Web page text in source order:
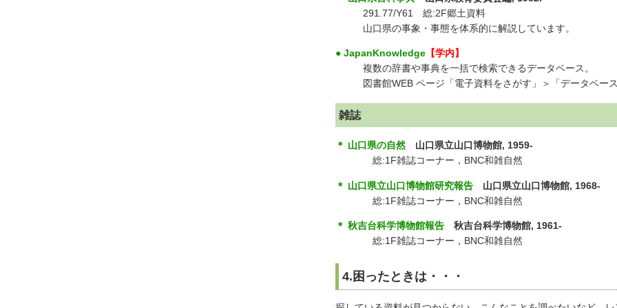
291.77/Y61 総:2F郷土資料
山口県の事象・事態を体系的に解説しています。
● JapanKnowledge 【学内】
複数の辞書や事典を一括で検索できるデータベース。
図書館WEB ページ「電子資料をさがす」＞「データベース
雑誌
＊ 山口県の自然 山口県立山口博物館, 1959-
総:1F雑誌コーナー，BNC和雑自然
＊ 山口県立山口博物館研究報告 山口県立山口博物館, 1968-
総:1F雑誌コーナー，BNC和雑自然
＊ 秋吉台科学博物館報告 秋吉台科学博物館, 1961-
総:1F雑誌コーナー，BNC和雑自然
4.困ったときは・・・